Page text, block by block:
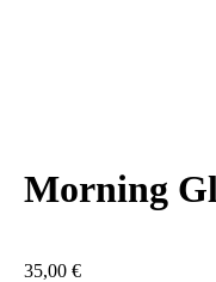
Morning
35,00 €